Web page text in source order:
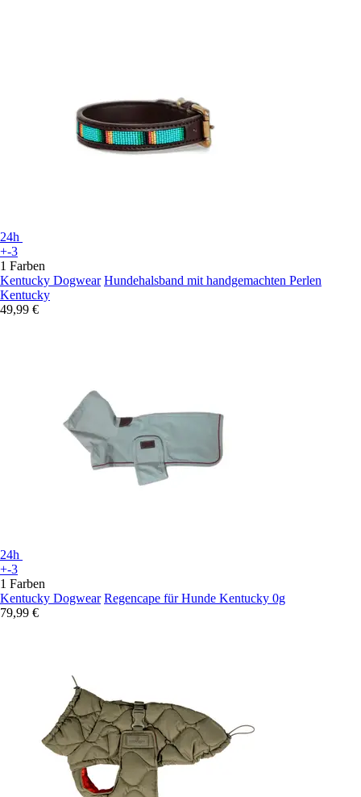
24h
+-3
1 Farben
Kentucky Dogwear Hundehalsband mit handgemachten Perlen
Kentucky
49,99 €
24h
+-3
1 Farben
Kentucky Dogwear Regencape für Hunde Kentucky 0g
79,99 €